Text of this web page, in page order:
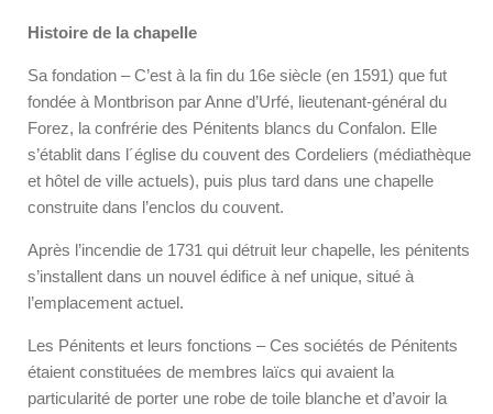
Histoire de la chapelle
Sa fondation – C’est à la fin du 16e siècle (en 1591) que fut
fondée à Montbrison par Anne d’Urfé, lieutenant-général du
Forez, la confrérie des Pénitents blancs du Confalon. Elle
s’établit dans l´église du couvent des Cordeliers (médiathèque
et hôtel de ville actuels), puis plus tard dans une chapelle
construite dans l’enclos du couvent.
Après l’incendie de 1731 qui détruit leur chapelle, les pénitents
s’installent dans un nouvel édifice à nef unique, situé à
l’emplacement actuel.
Les Pénitents et leurs fonctions – Ces sociétés de Pénitents
étaient constituées de membres laïcs qui avaient la
particularité de porter une robe de toile blanche et d’avoir la